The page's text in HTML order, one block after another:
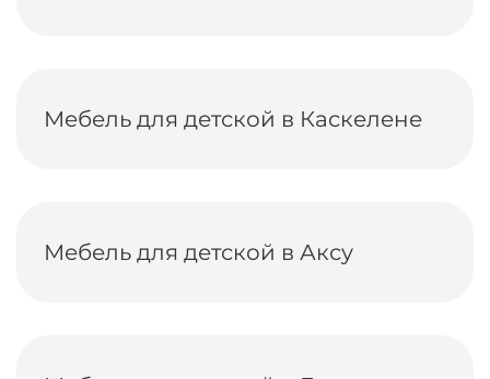
Мебель для детской в Каскелене
Мебель для детской в Аксу